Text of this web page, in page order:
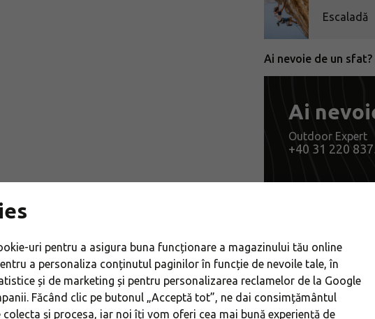
Escaladă
Ai nevoie de un sfat?
Ai
Outdoor Expert
+40 31 220
Echipament de
Echipament de
Saci de Maglajz
uri pentru a asigura buna funcționare a magazinului tău online
a personaliza conținutul paginilor în funcție de nevoile tale, în
și de marketing și pentru personalizarea reclamelor de la Google
Făcând clic pe butonul „Acceptă tot”, ne dai consimțământul
colecta și procesa, iar noi îți vom oferi cea mai bună experiență de